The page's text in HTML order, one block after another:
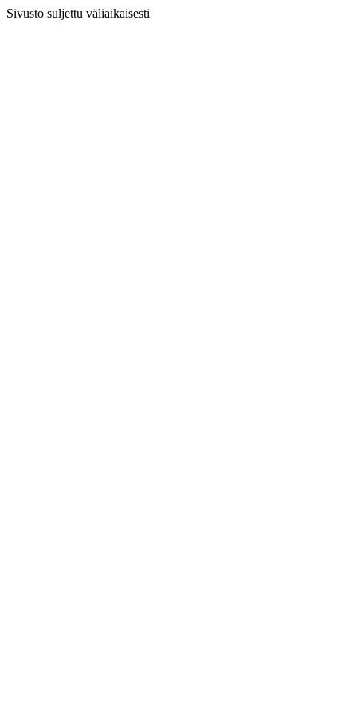
Sivusto suljettu väliaikaisesti